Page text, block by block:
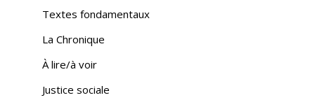
Textes fondamentaux
La Chronique
À lire/à voir
Justice sociale